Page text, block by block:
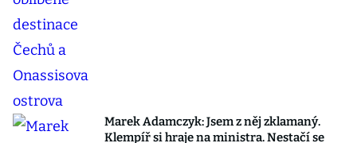
Marek Adamczyk: Jsem z něj zklamaný.
Klempíř si hraje na ministra. Nestačí se